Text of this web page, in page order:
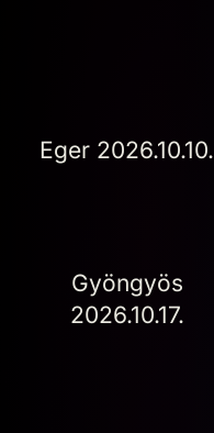
Eger 2026.10.10.
Gyöngyös
2026.10.17.